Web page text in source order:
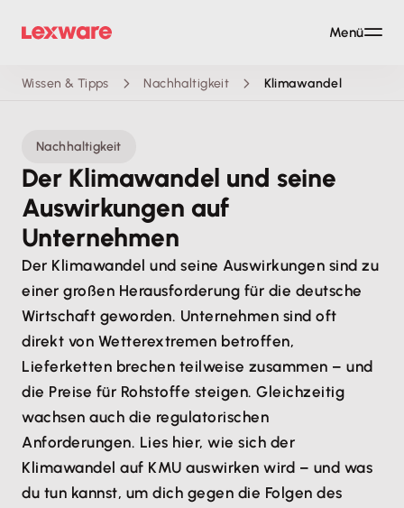
Wissen & Tipps Nachhaltigkeit Klimawandel
Nachhaltigkeit
Der Klimawandel und seine
Auswirkungen auf
Unternehmen
Der Klimawandel und seine Auswirkungen sind zu
einer großen Herausforderung für die deutsche
Wirtschaft geworden. Unternehmen sind oft
direkt von Wetterextremen betroffen,
Lieferketten brechen teilweise zusammen – und
die Preise für Rohstoffe steigen. Gleichzeitig
wachsen auch die regulatorischen
Anforderungen. Lies hier, wie sich der
Klimawandel auf KMU auswirken wird – und was
du tun kannst, um dich gegen die Folgen des
Menü